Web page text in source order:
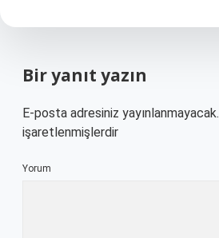
Bir yanıt yazın
E-posta adresiniz yayınlanmayacak.
işaretlenmişlerdir
Yorum